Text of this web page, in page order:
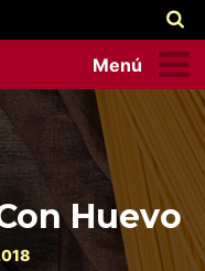
Menú
Huevo